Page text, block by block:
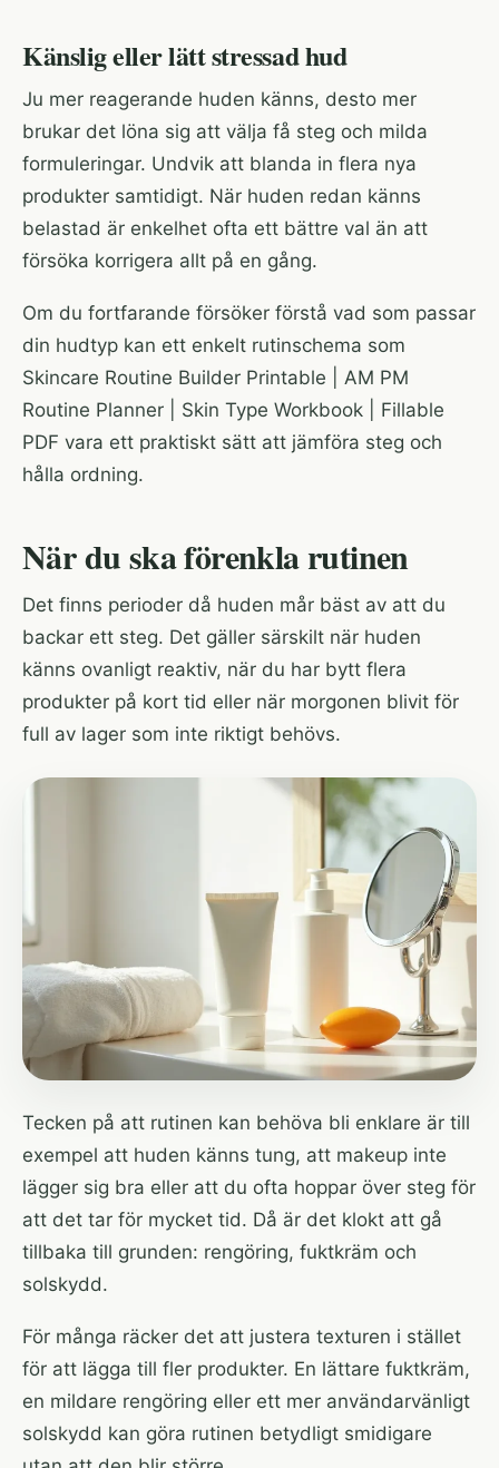
Känslig eller lätt stressad hud
Ju mer reagerande huden känns, desto mer
brukar det löna sig att välja få steg och milda
formuleringar. Undvik att blanda in flera nya
produkter samtidigt. När huden redan känns
belastad är enkelhet ofta ett bättre val än att
försöka korrigera allt på en gång.
Om du fortfarande försöker förstå vad som passar
din hudtyp kan ett enkelt rutinschema som
Skincare Routine Builder Printable | AM PM
Routine Planner | Skin Type Workbook | Fillable
PDF vara ett praktiskt sätt att jämföra steg och
hålla ordning.
När du ska förenkla rutinen
Det finns perioder då huden mår bäst av att du
backar ett steg. Det gäller särskilt när huden
känns ovanligt reaktiv, när du har bytt flera
produkter på kort tid eller när morgonen blivit för
full av lager som inte riktigt behövs.
Tecken på att rutinen kan behöva bli enklare är till
exempel att huden känns tung, att makeup inte
lägger sig bra eller att du ofta hoppar över steg för
att det tar för mycket tid. Då är det klokt att gå
tillbaka till grunden: rengöring, fuktkräm och
solskydd.
För många räcker det att justera texturen i stället
för att lägga till fler produkter. En lättare fuktkräm,
en mildare rengöring eller ett mer användarvänligt
solskydd kan göra rutinen betydligt smidigare